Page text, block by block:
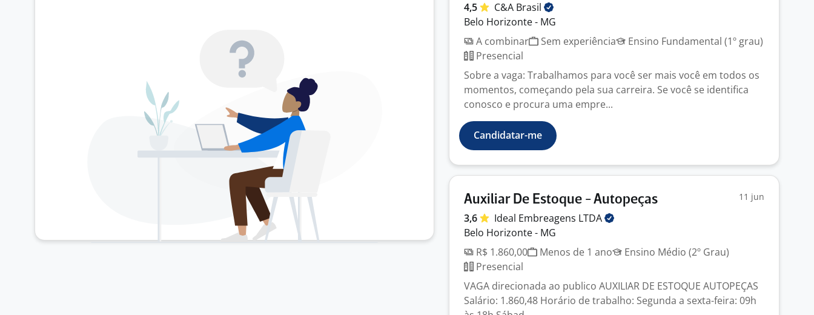
4,5 C&A Brasil
Belo Horizonte - MG
A combinar
Sem experiência
Ensino Fundamental (1º grau)
Presencial
Sobre a vaga: Trabalhamos para você ser mais você em todos os
momentos, começando pela sua carreira. Se você se identifica
conosco e procura uma empre...
Candidatar-me
Auxiliar De Estoque - Autopeças 11 jun
3,6 Ideal Embreagens LTDA
Belo Horizonte - MG
R$ 1.860,00
Menos de 1 ano
Ensino Médio (2º Grau)
Presencial
VAGA direcionada ao publico AUXILIAR DE ESTOQUE AUTOPEÇAS
Salário: 1.860,48 Horário de trabalho: Segunda a sexta-feira: 09h